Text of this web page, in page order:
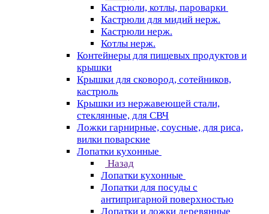
Кастрюли, котлы, пароварки
Кастрюли для мидий нерж.
Кастрюли нерж.
Котлы нерж.
Контейнеры для пищевых продуктов и
крышки
Крышки для сковород, сотейников,
кастрюль
Крышки из нержавеющей стали,
стеклянные, для СВЧ
Ложки гарнирные, соусные, для риса,
вилки поварские
Лопатки кухонные
Назад
Лопатки кухонные
Лопатки для посуды с
антипригарной поверхностью
Лопатки и ложки деревянные